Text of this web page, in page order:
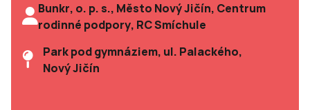
Bunkr, o. p. s., Město Nový Jičín, Centrum
rodinné podpory, RC Smíchule
Park pod gymnáziem, ul. Palackého,
Nový Jičín